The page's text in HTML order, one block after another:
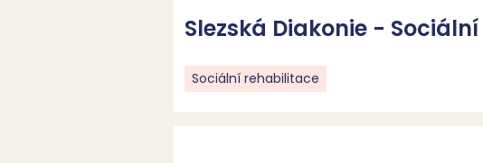
Slezská Diakonie -
Sociální rehabilitace